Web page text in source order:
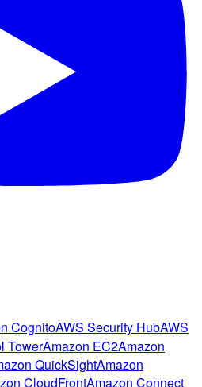
CognitoAWS Security HubAWS
TowerAmazon EC2Amazon
QuickSightAmazon
CloudFrontAmazon Connect